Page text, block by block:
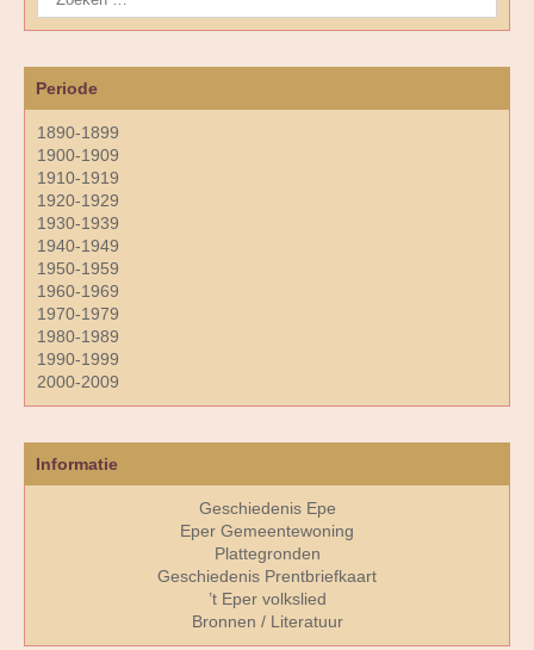
Periode
1890-1899
1900-1909
1910-1919
1920-1929
1930-1939
1940-1949
1950-1959
1960-1969
1970-1979
1980-1989
1990-1999
2000-2009
Informatie
Geschiedenis Epe
Eper Gemeentewoning
Plattegronden
Geschiedenis Prentbriefkaart
’t Eper volkslied
Bronnen / Literatuur